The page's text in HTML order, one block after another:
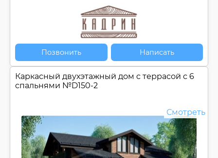
Позвонить Написать
Каркасный двухэтажный дом c террасой с 6
спальнями №D150-2
Смотреть